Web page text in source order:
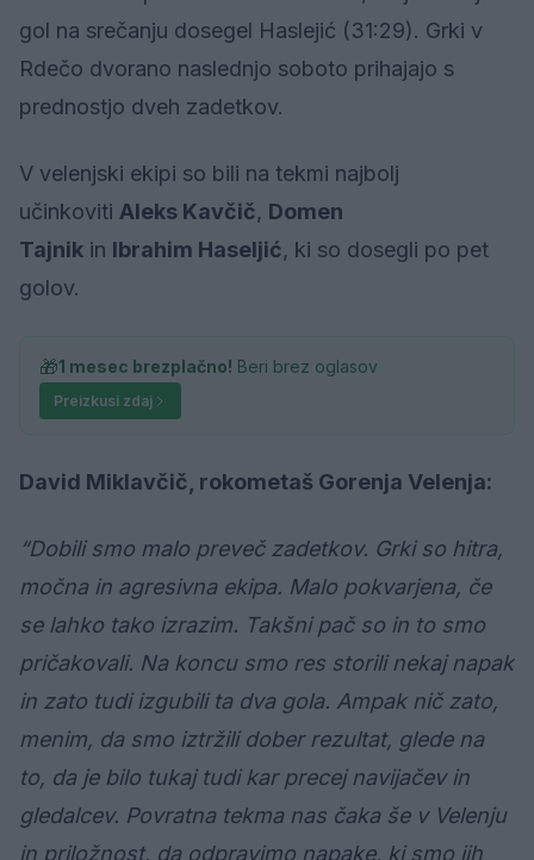
gol na srečanju dosegel Haslejić (31:29). Grki v
Rdečo dvorano naslednjo soboto prihajajo s
prednostjo dveh zadetkov.
V velenjski ekipi so bili na tekmi najbolj
učinkoviti Aleks Kavčič, Domen
Tajnik in Ibrahim Haseljić, ki so dosegli po pet
golov.
🎁1 mesec brezplačno! Beri brez oglasov
Preizkusi zdaj
David Miklavčič, rokometaš Gorenja Velenja:
“Dobili smo malo preveč zadetkov. Grki so hitra,
močna in agresivna ekipa. Malo pokvarjena, če
se lahko tako izrazim. Takšni pač so in to smo
pričakovali. Na koncu smo res storili nekaj napak
in zato tudi izgubili ta dva gola. Ampak nič zato,
menim, da smo iztržili dober rezultat, glede na
to, da je bilo tukaj tudi kar precej navijačev in
gledalcev. Povratna tekma nas čaka še v Velenju
in priložnost, da odpravimo napake, ki smo jih